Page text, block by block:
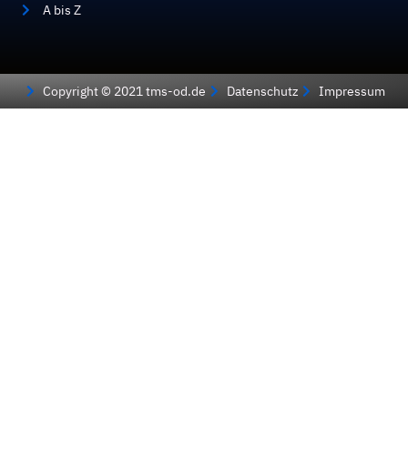
A bis Z
Copyright © 2021 tms-od.de Datenschutz Impressum